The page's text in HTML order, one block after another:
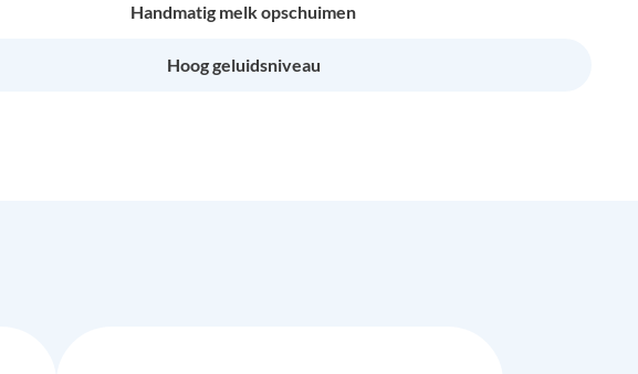
Handmatig melk opschuimen
Hoog geluidsniveau